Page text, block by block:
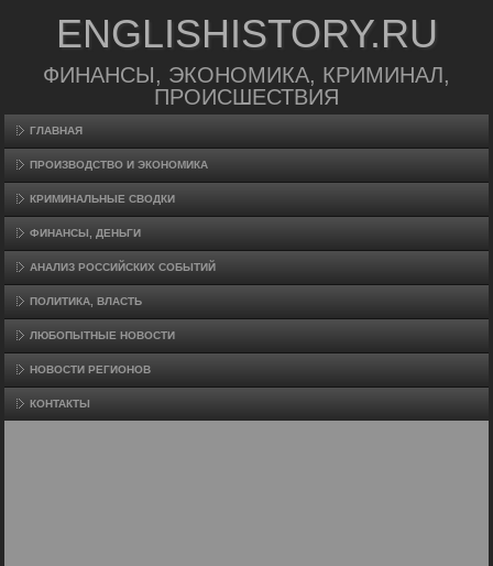
ENGLISHISTORY.RU
ФИНАНСЫ, ЭКОНОМИКА, КРИМИНАЛ,
ПРОИСШЕСТВИЯ
ГЛАВНАЯ
ПРОИЗВΟДСТВО И ЭКОНОМИКА
КРИМИНАЛЬНЫЕ СВОДКИ
ФИНАНСЫ, ДЕНЬГИ
АНАЛИЗ РОССИЙСКИХ СОБЫТИЙ
ПОЛИТИКА, ВЛАСТЬ
ЛЮБОПЫТНЫЕ НОВОСТИ
НОВОСТИ РЕГИОНОВ
КОНТАКТЫ